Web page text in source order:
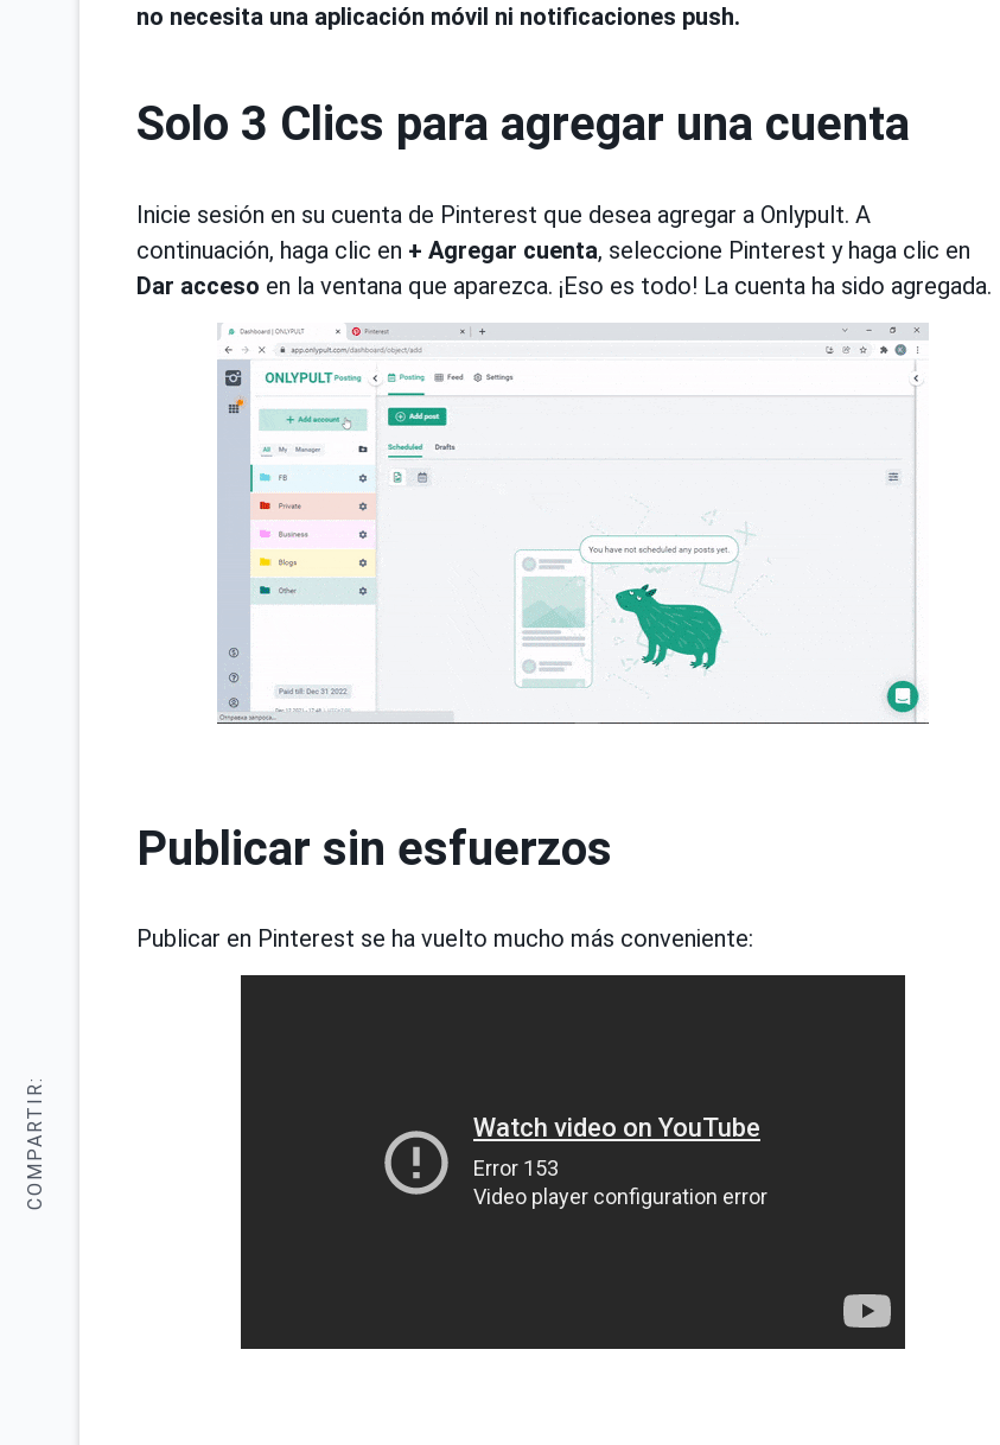
COMPARTIR:
no necesita una aplicación móvil ni notificaciones push.
Solo 3 Clics para agregar una cuenta
Inicie sesión en su cuenta de Pinterest que desea agregar a Onlypult. A
continuación, haga clic en + Agregar cuenta, seleccione Pinterest y haga clic en
Dar acceso en la ventana que aparezca. ¡Eso es todo! La cuenta ha sido agregada.
Publicar sin esfuerzos
Publicar en Pinterest se ha vuelto mucho más conveniente: